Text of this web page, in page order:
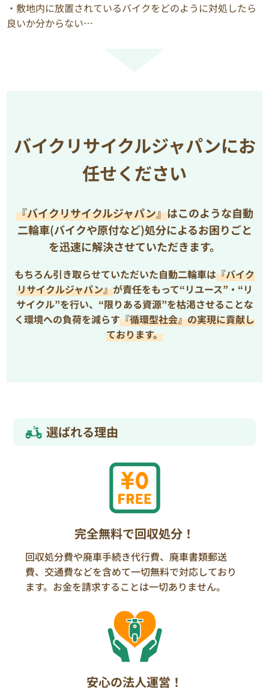
・敷地内に放置されているバイクをどのように対処したら
良いか分からない…
バイクリサイクルジャパンにお
任せください
『バイクリサイクルジャパン』はこのような自動
二輪車(バイクや原付など)処分によるお困りごと
を迅速に解決させていただきます。
もちろん引き取らせていただいた自動二輪車は『バイク
リサイクルジャパン』が責任をもって“リユース”・“リ
サイクル”を行い、 “限りある資源”を枯渇させることな
く環境への負荷を減らす『循環型社会』の実現に貢献し
ております。
選ばれる理由
完全無料で回収処分！
回収処分費や廃車手続き代行費、廃車書類郵送
費、交通費などを含めて一切無料で対応しており
ます。お金を請求することは一切ありません。
安心の法人運営！